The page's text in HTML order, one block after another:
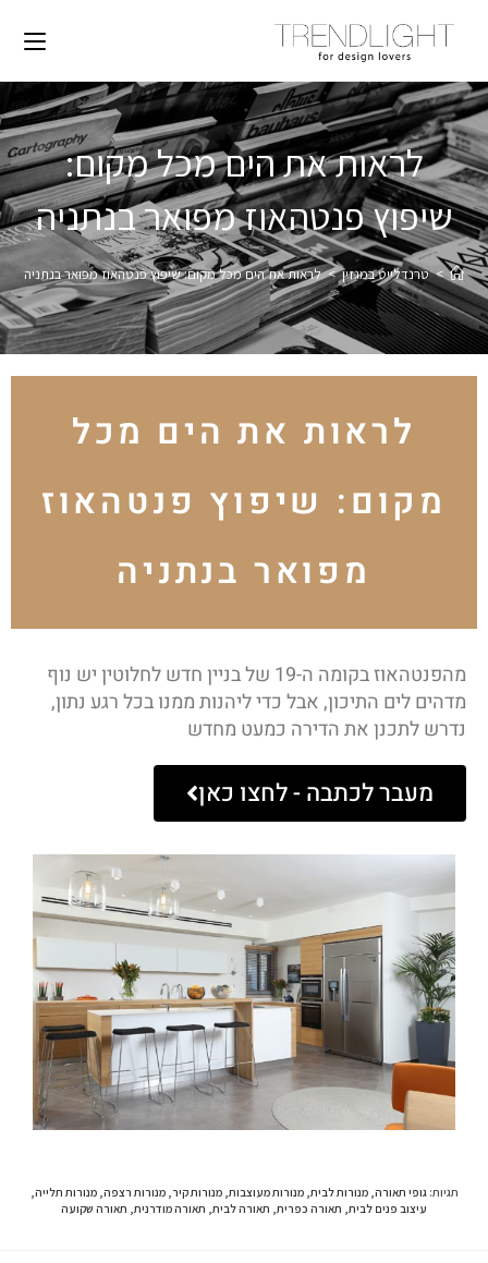
לראות את הים מכל מקום:
שיפוץ פנטהאוז מפואר בנתניה
> טרנדלייט במגזין > לראות את הים מכל מקום: שיפוץ פנטהאוז מפואר בנתניה
לראות את הים מכל
מקום: שיפוץ פנטהאוז
מפואר בנתניה
מהפנטהאוז בקומה ה-19 של בניין חדש לחלוטין יש נוף
מדהים לים התיכון, אבל כדי ליהנות ממנו בכל רגע נתון,
נדרש לתכנן את הדירה כמעט מחדש
מעבר לכתבה - לחצו כאן
תגיות:גופי תאורה, מנורות לבית, מנורות מעוצבות, מנורות קיר, מנורות רצפה, מנורות תלייה,
עיצוב פנים לבית, תאורה כפרית, תאורה לבית, תאורה מודרנית, תאורה שקועה